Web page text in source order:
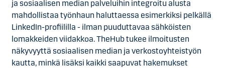
ja sosiaalisen median palveluihin integroitu alusta
mahdollistaa työnhaun haluttaessa esimerkiksi pelkällä
LinkedIn-profiililla - ilman puuduttavaa sähköisten
lomakkeiden viidakkoa. TheHub tukee ilmoitusten
näkyvyyttä sosiaalisen median ja verkostoyhteistyön
kautta, minkä lisäksi kaikki saapuvat hakemukset